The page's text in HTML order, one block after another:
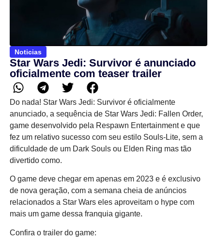
Noticias
Star Wars Jedi: Survivor é anunciado
oficialmente com teaser trailer
Do nada! Star Wars Jedi: Survivor é oficialmente
anunciado, a sequência de Star Wars Jedi: Fallen Order,
game desenvolvido pela Respawn Entertainment e que
fez um relativo sucesso com seu estilo Souls-Lite, sem a
dificuldade de um Dark Souls ou Elden Ring mas tão
divertido como.
O game deve chegar em apenas em 2023 e é exclusivo
de nova geração, com a semana cheia de anúncios
relacionados a Star Wars eles aproveitam o hype com
mais um game dessa franquia gigante.
Confira o trailer do game: